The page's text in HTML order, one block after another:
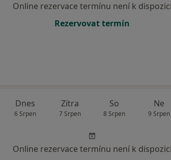
Online rezervace termínu není k dispozici
Rezervovat termín
Dnes
6 Srpen
Zítra
7 Srpen
So
8 Srpen
Ne
9 Srpen
Online rezervace termínu není k dispozici